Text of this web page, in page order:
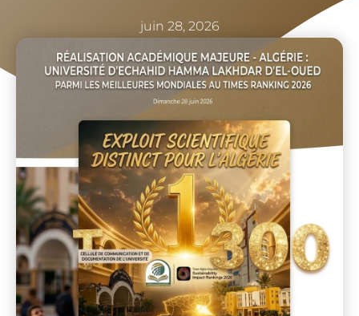
juin 28, 2026